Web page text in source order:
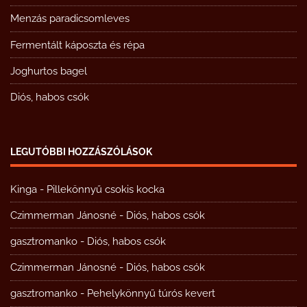
Menzás paradicsomleves
Fermentált káposzta és répa
Joghurtos bagel
Diós, habos csók
LEGUTÓBBI HOZZÁSZÓLÁSOK
Kinga - Pillekönnyű csokis kocka
Czimmerman Jánosné - Diós, habos csók
gasztromanko - Diós, habos csók
Czimmerman Jánosné - Diós, habos csók
gasztromanko - Pehelykönnyű túrós kevert